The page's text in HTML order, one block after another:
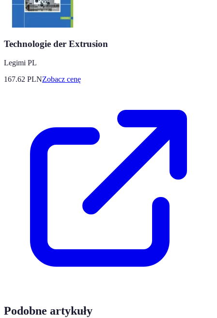
Technologie der Extrusion
Legimi PL
167.62 PLNZobacz cenę
Podobne artykuły